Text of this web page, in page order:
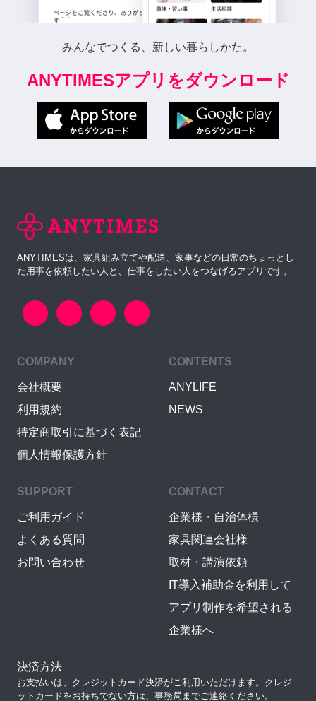
みんなでつくる、新しい暮らしかた。
ANYTIMESアプリをダウンロード
ANYTIMESは、家具組み立てや配送、家事などの日常のちょっとし
た用事を依頼したい人と、仕事をしたい人をつなげるアプリです。
COMPANY
会社概要
利用規約
特定商取引に基づく表記
個人情報保護方針
CONTENTS
ANYLIFE
NEWS
SUPPORT
ご利用ガイド
よくある質問
お問い合わせ
CONTACT
企業様・自治体様
家具関連会社様
取材・講演依頼
IT導入補助金を利用して
アプリ制作を希望される
企業様へ
決済方法
お支払いは、クレジットカード決済がご利用いただけます。クレジ
ットカードをお持ちでない方は、事務局までご連絡ください。